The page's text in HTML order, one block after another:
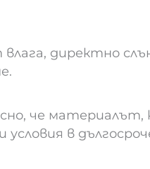
директно
че материалът,
в